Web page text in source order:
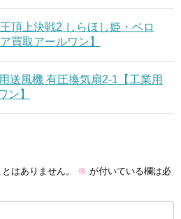
頂上決戦2 しらほし姫・ベロ
買取アールワン】
送風機 有圧換気扇2-1【工業用
ン】
はありません。 ※ が付いている欄は必